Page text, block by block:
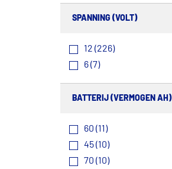
SPANNING (VOLT)
12 (226)
6 (7)
BATTERIJ (VERMOGEN AH)
60 (11)
45 (10)
70 (10)